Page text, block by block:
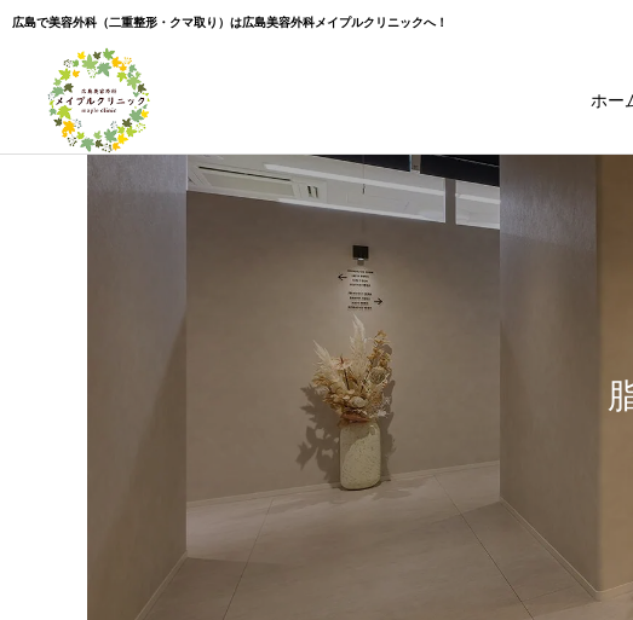
広島で美容外科（二重整形・クマ取り）は広島美容外科メイプルクリニックへ！
ホー